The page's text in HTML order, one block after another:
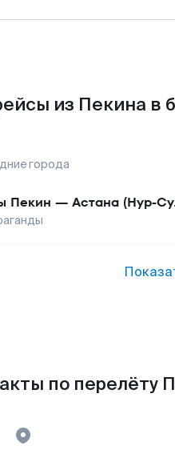
из Пекина в
города
Пекин — Астана (Нур-
по перелёту